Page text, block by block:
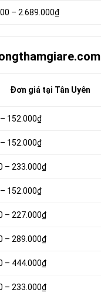
– 2.689.000₫
Đơn giá tại Tân Uyên
152.000₫
152.000₫
– 233.000₫
152.000₫
– 227.000₫
– 289.000₫
– 444.000₫
– 233.000₫